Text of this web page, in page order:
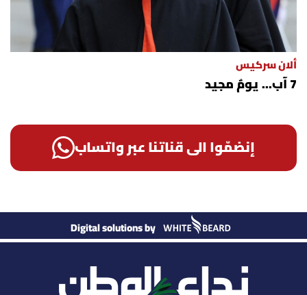
ألان سركيس
7 آب... يومٌ مجيد
إنضمّوا الى قناتنا عبر واتساب
Digital solutions by